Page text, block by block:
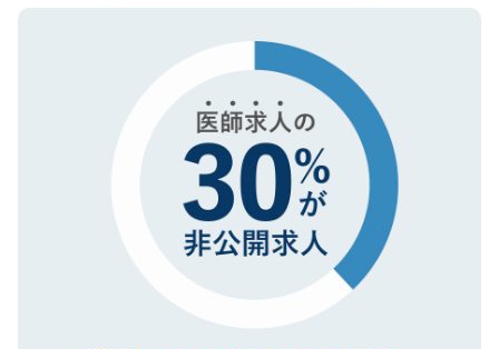
で、機密保持に関してもご安心ください。
ので、まずはご登録ください。